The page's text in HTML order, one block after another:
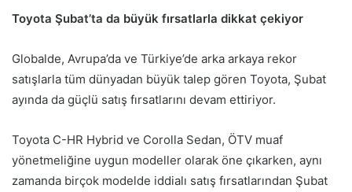
Toyota Şubat’ta da büyük fırsatlarla dikkat çekiyor
Globalde, Avrupa’da ve Türkiye’de arka arkaya rekor
satışlarla tüm dünyadan büyük talep gören Toyota, Şubat
ayında da güçlü satış fırsatlarını devam ettiriyor.
Toyota C-HR Hybrid ve Corolla Sedan, ÖTV muaf
yönetmeliğine uygun modeller olarak öne çıkarken, aynı
zamanda birçok modelde iddialı satış fırsatlarından Şubat